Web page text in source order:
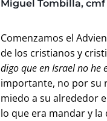
Miguel Tombilla, cmf
Comenzamos el
de los cristianos y
digo que en Israel no
importante, no por su
miedo a su alrededor
lo que era mandar y la